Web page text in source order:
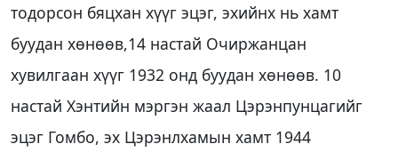
тодорсон бяцхан хүүг эцэг, эхийнх нь хамт
буудан хөнөөв,14 настай Очиржанцан
хувилгаан хүүг 1932 онд буудан хөнөөв. 10
настай Хэнтийн мэргэн жаал Цэрэнпунцагийг
эцэг Гомбо, эх Цэрэнлхамын хамт 1944